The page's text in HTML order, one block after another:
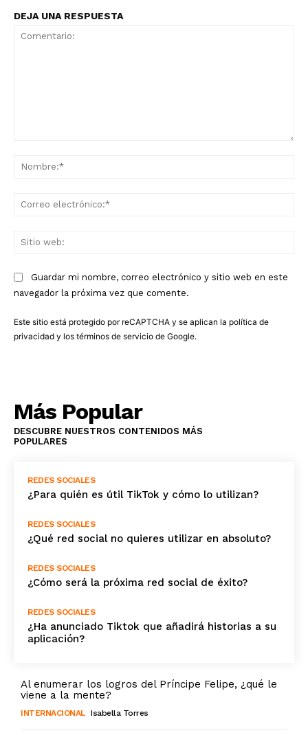
DEJA UNA RESPUESTA
Guardar mi nombre, correo electrónico y sitio web en este
navegador la próxima vez que comente.
Este sitio está protegido por reCAPTCHA y se aplican la política de
privacidad y los términos de servicio de Google.
Más Popular
DESCUBRE NUESTROS CONTENIDOS MÁS
POPULARES
REDES SOCIALES
¿Para quién es útil TikTok y cómo lo utilizan?
REDES SOCIALES
¿Qué red social no quieres utilizar en absoluto?
REDES SOCIALES
¿Cómo será la próxima red social de éxito?
REDES SOCIALES
¿Ha anunciado Tiktok que añadirá historias a su
aplicación?
Al enumerar los logros del Príncipe Felipe, ¿qué le
viene a la mente?
INTERNACIONAL Isabella Torres